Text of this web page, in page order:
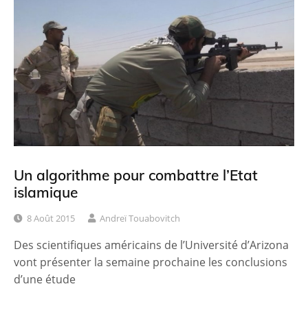
Un algorithme pour combattre l’Etat
islamique
8 Août 2015 Andreï Touabovitch
Des scientifiques américains de l’Université d’Arizona
vont présenter la semaine prochaine les conclusions
d’une étude